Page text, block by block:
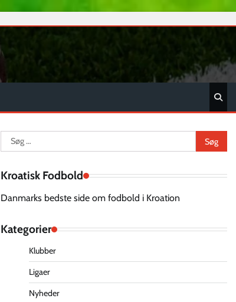
Søg
efter:
Kroatisk Fodbold
Danmarks bedste side om fodbold i Kroation
Kategorier
Klubber
Ligaer
Nyheder